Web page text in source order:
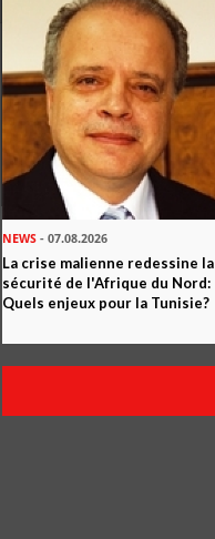
NEWS - 07.08.2026
La crise malienne redessine la
sécurité de l'Afrique du Nord:
Quels enjeux pour la Tunisie?